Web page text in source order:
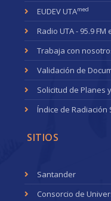
EUDEV UTAmed
Radio UTA - 95.9 FM
Trabaja con
Validación de
Solicitud de Planes
Índice de Radiación
SITIOS
Santander
Consorcio de